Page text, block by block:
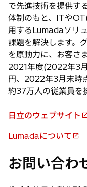
で先進技術を提供す
体制のもと、ITや
用するLumadaソリ
課題を解決します。
を原動力に、お客さ
2021年度(2022年3
円、2022年3月末時
約37万人の従業員を
日立のウェブサイト
新
し
タ
ブ
Lumadaについて
新
い
お問い合わ